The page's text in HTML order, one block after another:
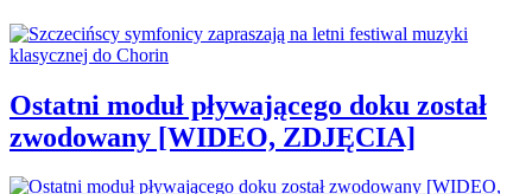
Ostatni moduł pływającego doku został
zwodowany [WIDEO, ZDJĘCIA]